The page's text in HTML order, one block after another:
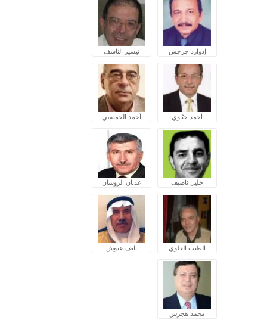
إدوارد جرجس تيسير الناشف
أحمد ختّاوي أحمد الخميسي
خليل ناصيف عدنان الروسان
الطيب العلوي نايف عبوش
محمد هجرس